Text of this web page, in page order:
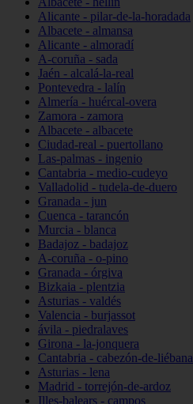
Alicante - pilar-de-la-horadada
Albacete - almansa
Alicante - almoradí
A-coruña - sada
Jaén - alcalá-la-real
Pontevedra - lalín
Almería - huércal-overa
Zamora - zamora
Albacete - albacete
Ciudad-real - puertollano
Las-palmas - ingenio
Cantabria - medio-cudeyo
Valladolid - tudela-de-duero
Granada - jun
Cuenca - tarancón
Murcia - blanca
Badajoz - badajoz
A-coruña - o-pino
Granada - órgiva
Bizkaia - plentzia
Asturias - valdés
Valencia - burjassot
ávila - piedralaves
Girona - la-jonquera
Cantabria - cabezón-de-liébana
Asturias - lena
Madrid - torrejón-de-ardoz
Illes-balears - campos